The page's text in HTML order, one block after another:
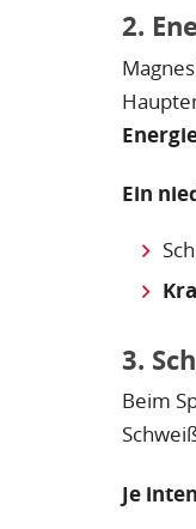
2.
Ein
3.
Beim
Je